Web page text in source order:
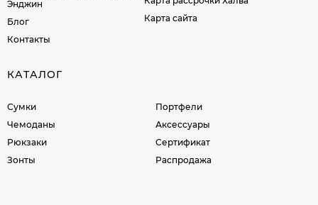
Энджин
Блог
Контакты
Карта сайта
КАТАЛОГ
Сумки
Чемоданы
Рюкзаки
Зонты
Портфели
Аксессуары
Сертификат
Распродажа